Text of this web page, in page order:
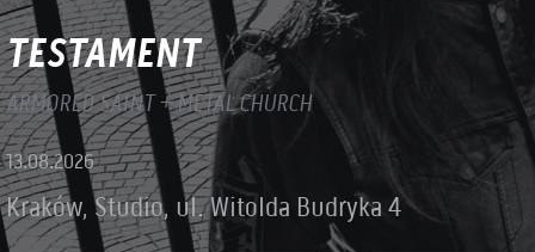
TESTAMENT
ARMORED SAINT + METAL CHURCH
13.08.2026
Kraków, Studio, ul. Witolda Budryka 4